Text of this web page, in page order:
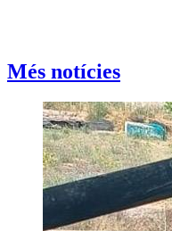
Més notícies